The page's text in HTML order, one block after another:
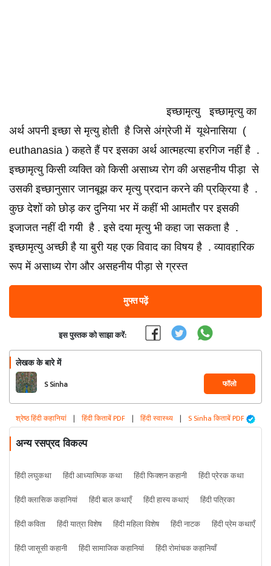
इच्छामृत्यु इच्छामृत्यु का
अर्थ अपनी इच्छा से मृत्यु होती है जिसे अंग्रेजी में यूथेनासिया (
euthanasia ) कहते हैं पर इसका अर्थ आत्महत्या हरगिज नहीं है .
इच्छामृत्यु किसी व्यक्ति को किसी असाध्य रोग की असहनीय पीड़ा से
उसकी इच्छानुसार जानबूझ कर मृत्यु प्रदान करने की प्रक्रिया है .
कुछ देशों को छोड़ कर दुनिया भर में कहीं भी आमतौर पर इसकी
इजाजत नहीं दी गयी है . इसे दया मृत्यु भी कहा जा सकता है .
इच्छामृत्यु अच्छी है या बुरी यह एक विवाद का विषय है . व्यावहारिक
रूप में असाध्य रोग और असहनीय पीड़ा से ग्रस्त
मुफ्त पढ़ें
इस पुस्तक को साझा करें:
लेखक के बारे में
S Sinha फॉलो
श्रेष्ठ हिंदी कहानियां | हिंदी किताबें PDF | हिंदी स्वास्थ्य | S Sinha किताबें PDF
अन्य रसप्रद विकल्प
हिंदी लघुकथा हिंदी आध्यात्मिक कथा हिंदी फिक्शन कहानी
हिंदी प्रेरक कथा
हिंदी क्लासिक कहानियां
हिंदी बाल कथाएँ हिंदी हास्य कथाएं
हिंदी पत्रिका
हिंदी कविता
हिंदी यात्रा विशेष हिंदी महिला विशेष हिंदी नाटक
हिंदी प्रेम कथाएँ
हिंदी जासूसी कहानी
हिंदी सामाजिक कहानियां हिंदी रोमांचक कहानियाँ